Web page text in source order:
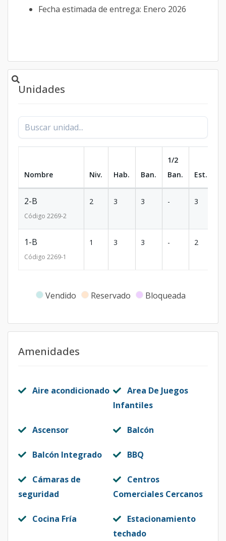
Fecha estimada de entrega: Enero 2026
Unidades
Nombre Niv. Hab. Ban.
1/2
Ban.
Est.
2-B
Código 2269-2
2 3 3 - 3
1-B
Código 2269-1
1 3 3 - 2
Vendido Reservado Bloqueada
Amenidades
Aire acondicionado
Area De Juegos
Infantiles
Ascensor Balcón
Balcón Integrado BBQ
Cámaras de
seguridad
Centros
Comerciales Cercanos
Cocina Fría
Estacionamiento
techado